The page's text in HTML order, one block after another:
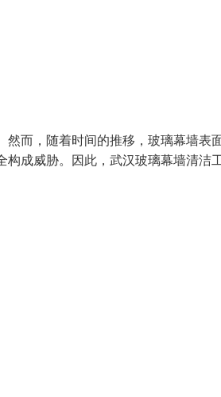
而，随着时间的推移，玻璃幕墙表
成威胁。因此，武汉玻璃幕墙清洁